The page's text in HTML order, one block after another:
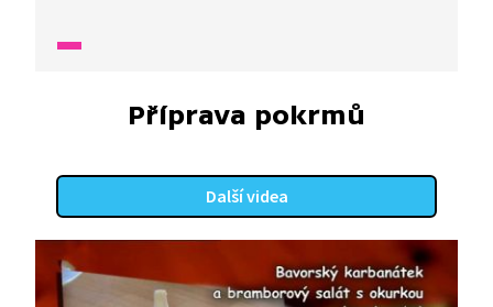
důležité momenty.
Příprava pokrmů
Další videa